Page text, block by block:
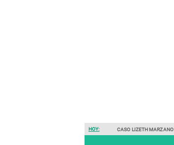
HOY: CASO LIZETH MARZANO